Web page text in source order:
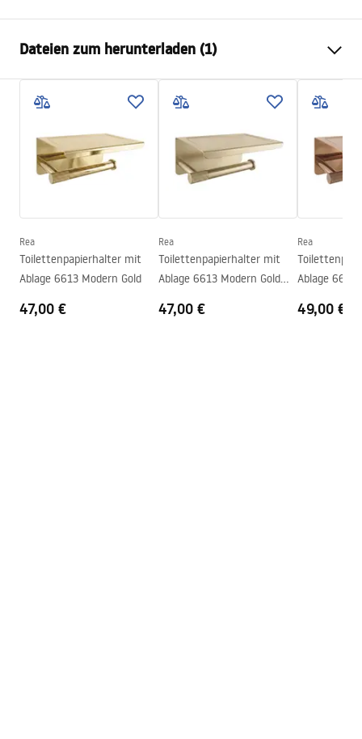
Material
Metall
Montageart
Zum Anschrauben
Breite
175
Höhe
50mm
Tiefe
70mm
Leo
Dateien zum herunterladen (1)
Garantiebedingungen
Rea
Toilettenpapierhalter mit
Ablage 6613 Modern Gold
47,00 €
Rea
Toilettenpapierhalter mit
Ablage 6613 Modern Gold
47,00 €
Rea
Ablage 6613
49,00 €